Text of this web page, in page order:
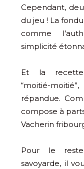
Cependant,
du jeu ! La
comme
simplicité
Et la recette
“moitié-
répandue.
compose à
Vacherin
Pour le
savoyarde, il